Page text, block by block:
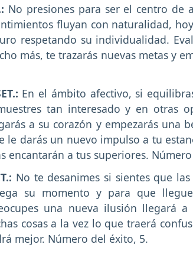
No presiones para ser el centro de
fluyan con naturalidad,
respetando su individualidad.
más, te trazarás nuevas metas y
En el ámbito afectivo, si
tan interesado y en otras
a su corazón y empezarás una
le darás un nuevo impulso a tu
encantarán a tus superiores.
No te desanimes si sientes que
su momento y para que
una nueva ilusión llegará a
cosas a la vez lo que traerá
mejor. Número del éxito, 5.